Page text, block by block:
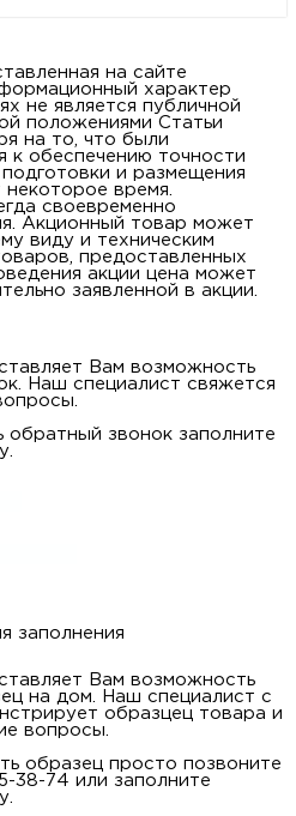
на сайте
характер
не является публичной
положениями Статьи
на то, что были
к обеспечению точности
и размещения
время.
своевременно
Акционный товар может
виду и техническим
предоставленных
акции цена может
заявленной в акции.
Вам возможность
Наш специалист свяжется
обратный звонок заполните
заполнения
Вам возможность
на дом. Наш специалист с
образцец товара и
вопросы.
образец просто позвоните
38-74 или заполните